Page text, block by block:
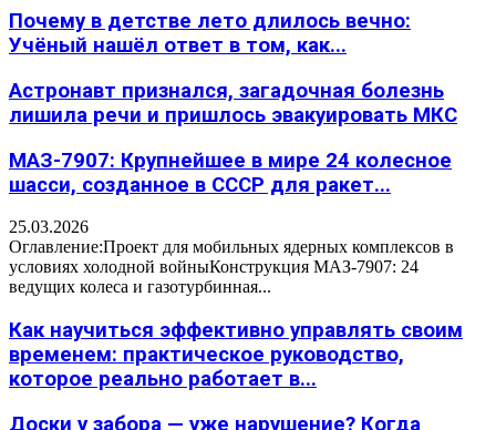
Почему в детстве лето длилось вечно:
Учёный нашёл ответ в том, как...
Астронавт признался, загадочная болезнь
лишила речи и пришлось эвакуировать МКС
МАЗ-7907: Крупнейшее в мире 24 колесное
шасси, созданное в СССР для ракет...
25.03.2026
Оглавление:Проект для мобильных ядерных комплексов в
условиях холодной войныКонструкция МАЗ-7907: 24
ведущих колеса и газотурбинная...
Как научиться эффективно управлять своим
временем: практическое руководство,
которое реально работает в...
Доски у забора — уже нарушение? Когда